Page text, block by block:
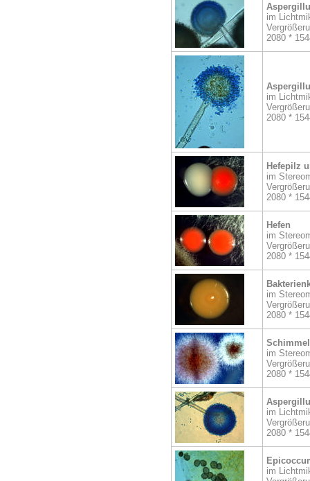
im
2080 *
im
2080 *
Hefepilz
im
2080 *
Hefen
im
2080 *
im
2080 *
im
2080 *
im
2080 *
im